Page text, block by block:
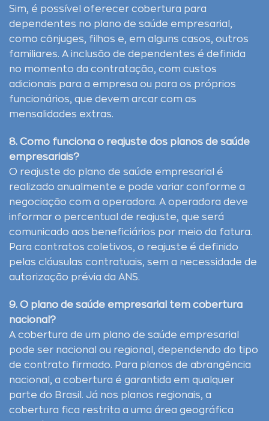
Sim, é possível oferecer cobertura para
dependentes no plano de saúde empresarial,
como cônjuges, filhos e, em alguns casos, outros
familiares. A inclusão de dependentes é definida
no momento da contratação, com custos
adicionais para a empresa ou para os próprios
funcionários, que devem arcar com as
mensalidades extras.
8. Como funciona o reajuste dos planos de saúde
empresariais?
O reajuste do plano de saúde empresarial é
realizado anualmente e pode variar conforme a
negociação com a operadora. A operadora deve
informar o percentual de reajuste, que será
comunicado aos beneficiários por meio da fatura.
Para contratos coletivos, o reajuste é definido
pelas cláusulas contratuais, sem a necessidade de
autorização prévia da ANS.
9. O plano de saúde empresarial tem cobertura
nacional?
A cobertura de um plano de saúde empresarial
pode ser nacional ou regional, dependendo do tipo
de contrato firmado. Para planos de abrangência
nacional, a cobertura é garantida em qualquer
parte do Brasil. Já nos planos regionais, a
cobertura fica restrita a uma área geográfica